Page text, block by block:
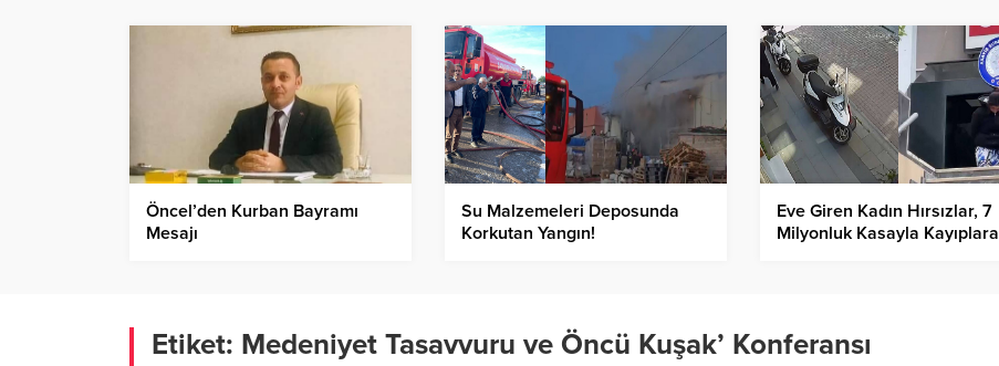
Öncel’den Kurban Bayramı
Mesajı
Su Malzemeleri Deposunda
Korkutan Yangın!
Eve Giren Kadın Hırsızlar, 7
Milyonluk Kasayla Kayıplara
Etiket: Medeniyet Tasavvuru ve Öncü Kuşak’ Konferansı